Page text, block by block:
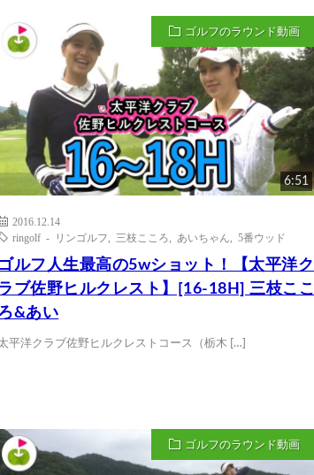
ゴルフのラウンド動画
6:51
2016.12.14
ringolf - リンゴルフ
三枝こころ あいちゃん 5番ウッド
ゴルフ人生最高の5wショット！【太平洋ク
ラブ佐野ヒルクレスト】[16-18H] 三枝ここ
&あい
平洋クラブ佐野ヒルクレストコース（栃木 […]
ゴルフのラウンド動画